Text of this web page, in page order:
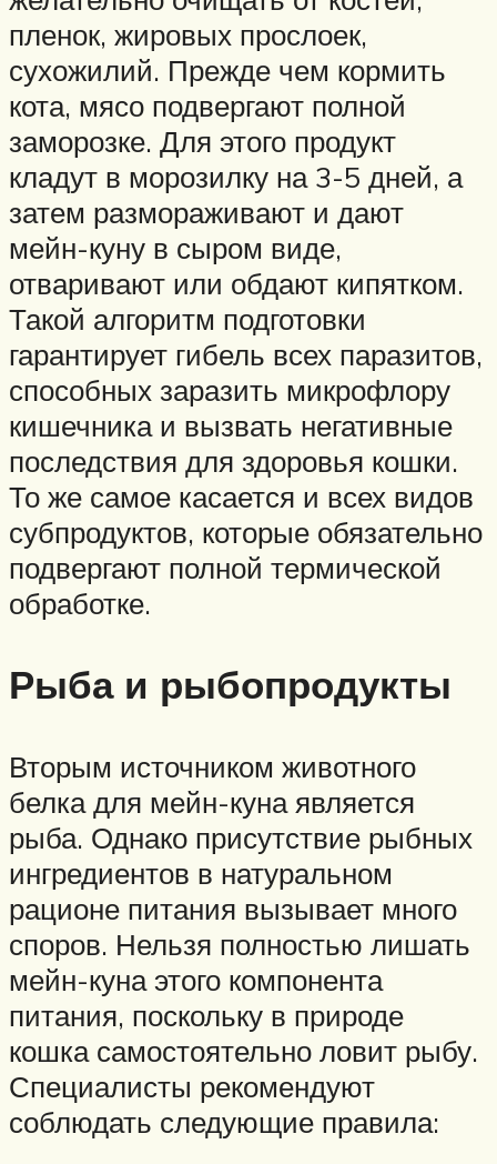
пленок, жировых прослоек,
сухожилий. Прежде чем кормить
кота, мясо подвергают полной
заморозке. Для этого продукт
кладут в морозилку на 3-5 дней, а
затем размораживают и дают
мейн-куну в сыром виде,
отваривают или обдают кипятком.
Такой алгоритм подготовки
гарантирует гибель всех паразитов,
способных заразить микрофлору
кишечника и вызвать негативные
последствия для здоровья кошки.
То же самое касается и всех видов
субпродуктов, которые обязательно
подвергают полной термической
обработке.
Рыба и рыбопродукты
Вторым источником животного
белка для мейн-куна является
рыба. Однако присутствие рыбных
ингредиентов в натуральном
рационе питания вызывает много
споров. Нельзя полностью лишать
мейн-куна этого компонента
питания, поскольку в природе
кошка самостоятельно ловит рыбу.
Специалисты рекомендуют
соблюдать следующие правила: